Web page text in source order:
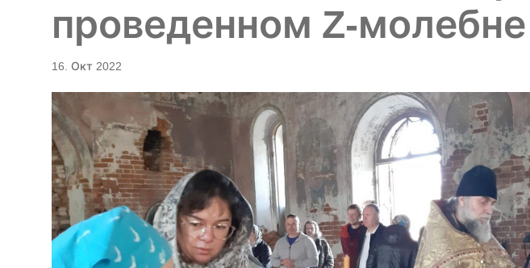
проведенном Z-молебне
16. Окт 2022